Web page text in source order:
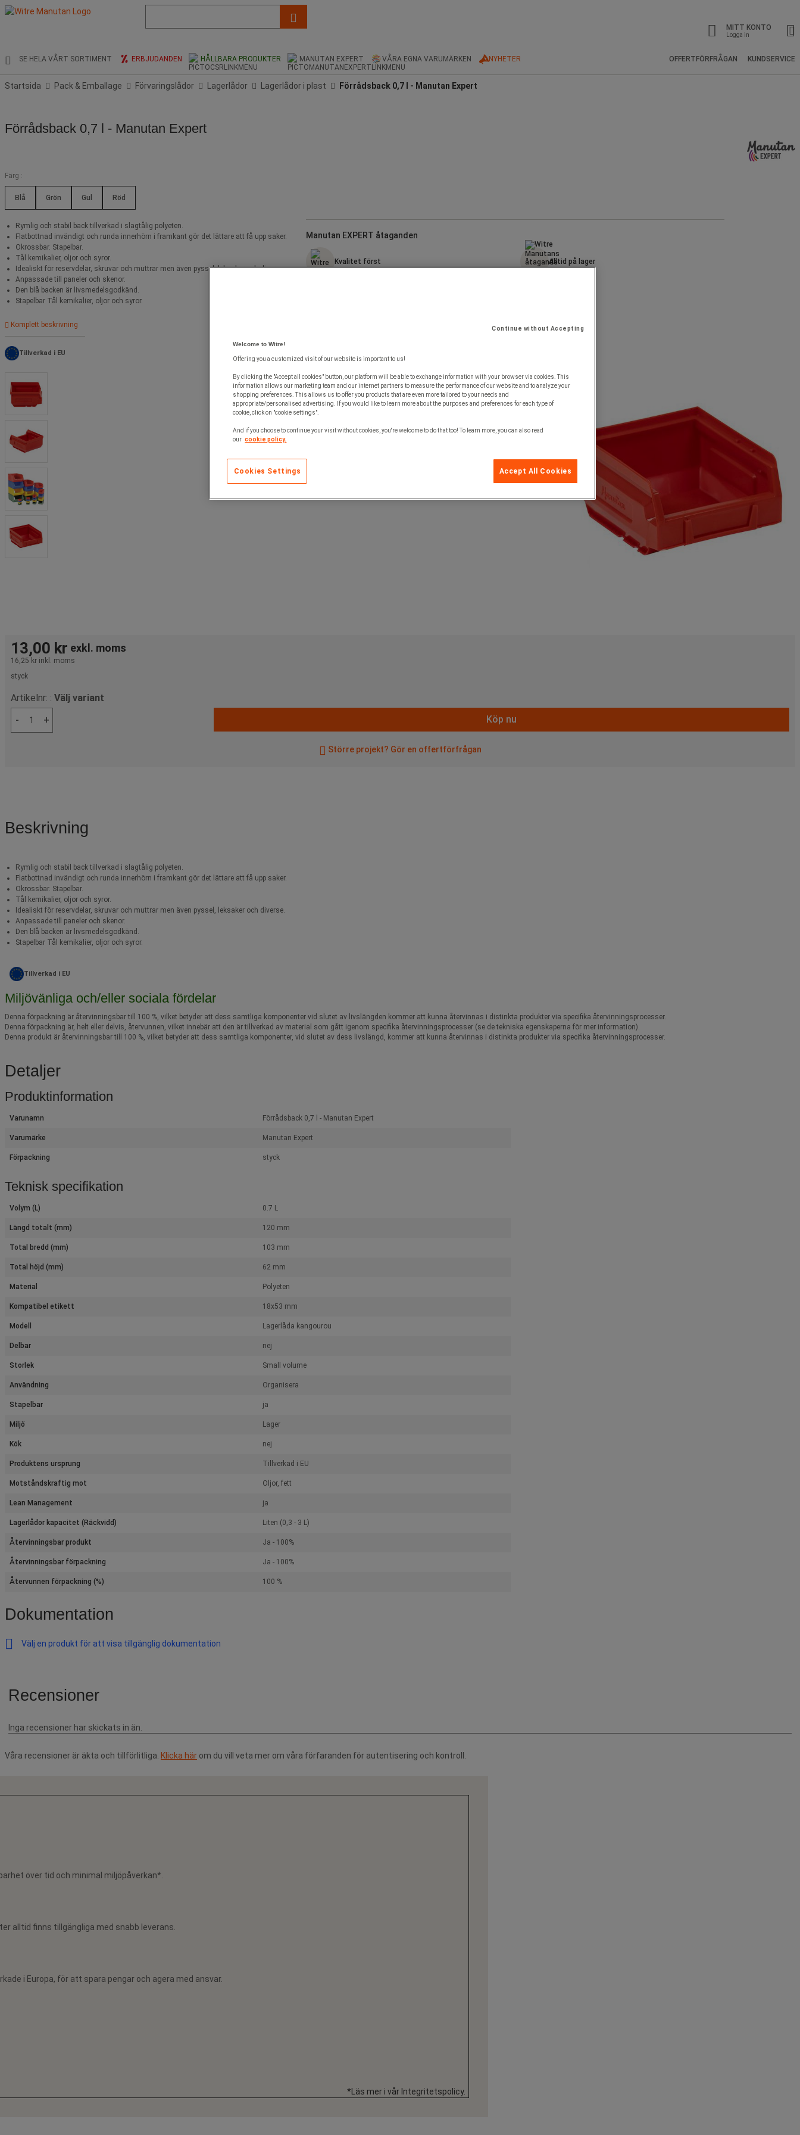
och
MITT KONTO
Logga in
SE HELA VÅRT SORTIMENT ERBJUDANDEN HÅLLBARA PRODUKTER MANUTAN EXPERT VÅRA EGNA VARUMÄRKEN NYHETER OFFERTFÖRFRÅGAN KUNDSERVICE
Startsida Pack & Emballage Förvaringslådor Lagerlådor Lagerlådor i plast Förrådsback 0,7 l - Manutan Expert
Förrådsback 0,7 l - Manutan Expert
Färg :
Blå Grön Gul Röd
Rymlig och stabil back tillverkad i slagtålig polyeten.
Flatbottnad invändigt och runda innerhörn i framkant gör det lättare att få upp saker.
Okrossbar. Stapelbar.
Tål kemikalier, oljor och syror.
Idealiskt för reservdelar, skruvar och muttrar men även pyssel, leksaker och diverse.
Anpassade till paneler och skenor.
Den blå backen är livsmedelsgodkänd.
Stapelbar Tål kemikalier, oljor och syror.
Komplett beskrivning
Tillverkad i EU
Manutan EXPERT åtaganden
Kvalitet först Alltid på lager
13,00 kr exkl. moms
16,25 kr inkl. moms
styck
Artikelnr: : Välj variant
-
+ Köp nu
Större projekt? Gör en offertförfrågan
Beskrivning
Rymlig och stabil back tillverkad i slagtålig polyeten.
Flatbottnad invändigt och runda innerhörn i framkant gör det lättare att få upp saker.
Okrossbar. Stapelbar.
Tål kemikalier, oljor och syror.
Idealiskt för reservdelar, skruvar och muttrar men även pyssel, leksaker och diverse.
Anpassade till paneler och skenor.
Den blå backen är livsmedelsgodkänd.
Stapelbar Tål kemikalier, oljor och syror.
Tillverkad i EU
Miljövänliga och/eller sociala fördelar
Denna förpackning är återvinningsbar till 100 %, vilket betyder att dess samtliga komponenter vid slutet av livslängden kommer att kunna återvinnas i distinkta produkter via specifika återvinningsprocesser.
Denna förpackning är, helt eller delvis, återvunnen, vilket innebär att den är tillverkad av material som gått igenom specifika återvinningsprocesser (se de tekniska egenskaperna för mer information).
Denna produkt är återvinningsbar till 100 %, vilket betyder att dess samtliga komponenter, vid slutet av dess livslängd, kommer att kunna återvinnas i distinkta produkter via specifika återvinningsprocesser.
Detaljer
Produktinformation
Varunamn Förrådsback 0,7 l - Manutan Expert
Varumärke Manutan Expert
Förpackning styck
Teknisk specifikation
Volym (L) 0.7 L
Längd totalt (mm) 120 mm
Total bredd (mm) 103 mm
Total höjd (mm) 62 mm
Material Polyeten
Kompatibel etikett 18x53 mm
Modell Lagerlåda kangourou
Delbar nej
Storlek Small volume
Användning Organisera
Stapelbar ja
Miljö Lager
Kök nej
Produktens ursprung Tillverkad i EU
Motståndskraftig mot Oljor, fett
Lean Management ja
Lagerlådor kapacitet (Räckvidd) Liten (0,3 - 3 L)
Återvinningsbar produkt Ja - 100%
Återvinningsbar förpackning Ja - 100%
Återvunnen förpackning (%) 100 %
Dokumentation
Välj en produkt för att visa tillgänglig dokumentation
Våra recensioner är äkta och tillförlitliga. Klicka här om du vill veta mer om våra förfaranden för autentisering och kontroll.
över tid och minimal miljöpåverkan*.
alltid finns tillgängliga med snabb leverans.
i Europa, för att spara pengar och agera med ansvar.
*Läs mer i vår Integritetspolicy.
Continue without Accepting
Welcome to Witre!
Offering you a customized visit of our website is important to us!
By clicking the "Accept all cookies" button, our platform will be able to exchange information with your browser via cookies. This
information allows our marketing team and our internet partners to measure the performance of our website and to analyze your
shopping preferences. This allows us to offer you products that are even more tailored to your needs and
appropriate/personalised advertising. If you would like to learn more about the purposes and preferences for each type of
cookie, click on "cookie settings".
And if you choose to continue your visit without cookies, you're welcome to do that too! To learn more, you can also read
our cookie policy.
Accept All Cookies
Cookies Settings